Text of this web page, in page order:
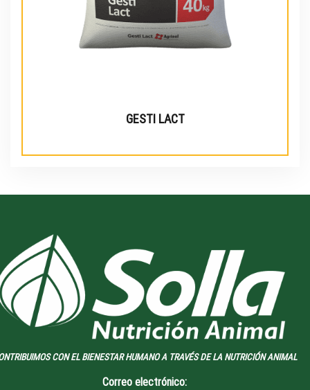
GESTI LACT
CON EL BIENESTAR HUMANO A TRAVÉS DE LA NUTRICIÓN ANIMAL
Correo electrónico: